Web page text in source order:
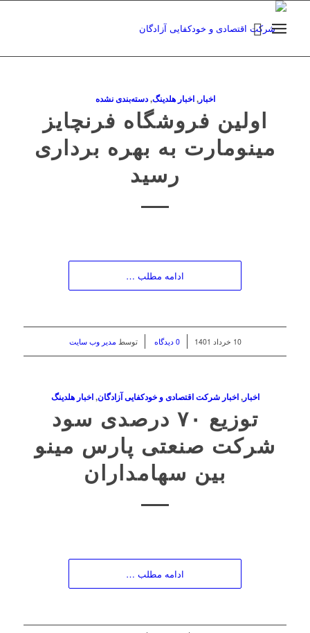
اخبار,اخبار هلدینگ,دسته‌بندی نشده
اولین فروشگاه فرنچایز‌
مینومارت به بهره برداری
رسید
ادامه مطلب …
10 خرداد 1401 / 0 دیدگاه توسط مدیر وب سایت
اخبار,اخبار شرکت اقتصادی و خودکفایی آزادگان,اخبار هلدینگ
توزیع ۷۰ درصدی سود
شرکت صنعتی پارس مینو
بین سهامداران
ادامه مطلب …